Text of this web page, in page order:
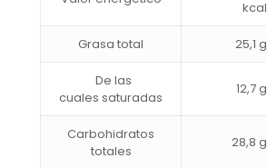
kcal
Grasa total 25,1g
De las
cuales saturadas
12,7 g
Carbohidratos
totales
28,8 g